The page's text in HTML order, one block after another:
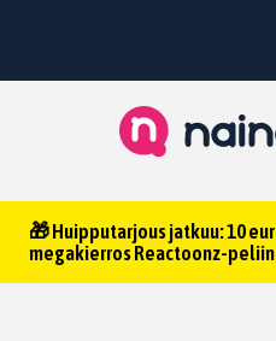
🎁 Huipputarjous jatkuu: 10
megakierros Reactoonz-peliin